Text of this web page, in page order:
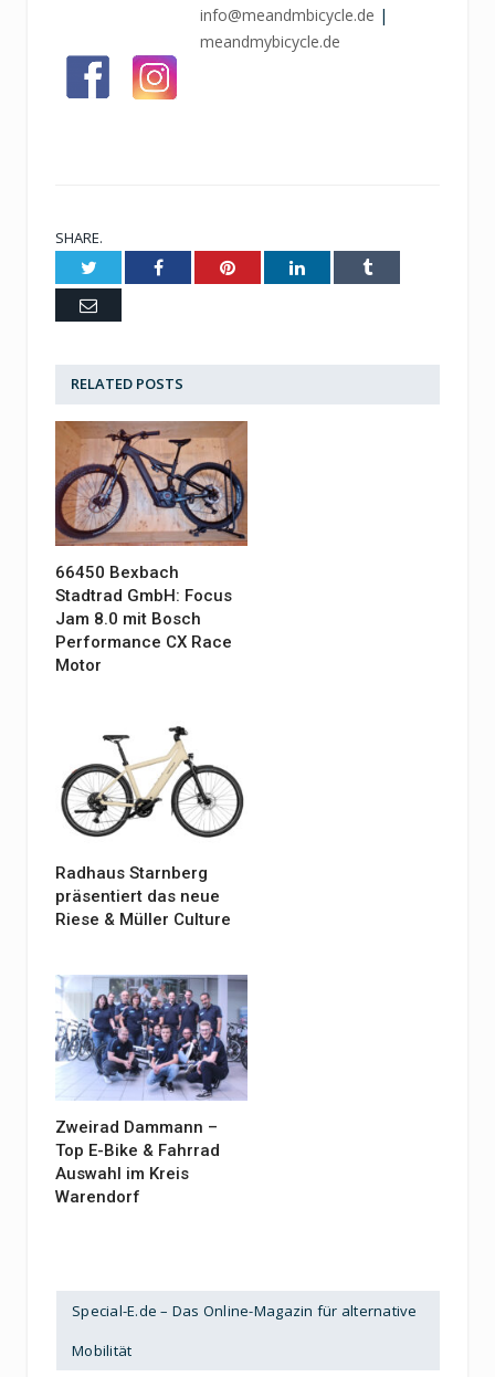
info@meandmbicycle.de |
meandmybicycle.de
SHARE.
Twitter Facebook Pinterest LinkedIn Tumblr
Email
RELATED POSTS
66450 Bexbach
Stadtrad GmbH: Focus
Jam 8.0 mit Bosch
Performance CX Race
Motor
Radhaus Starnberg
präsentiert das neue
Riese & Müller Culture
Zweirad Dammann –
Top E-Bike & Fahrrad
Auswahl im Kreis
Warendorf
Special-E.de – Das Online-Magazin für alternative
Mobilität